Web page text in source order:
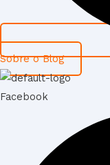
Sobre o Blog
Facebook